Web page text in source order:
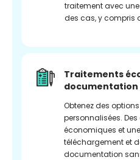
traitement avec
des cas, y compris
Traitements
documentation
Obtenez des
personnalisées.
économiques et
téléchargement et
documentation